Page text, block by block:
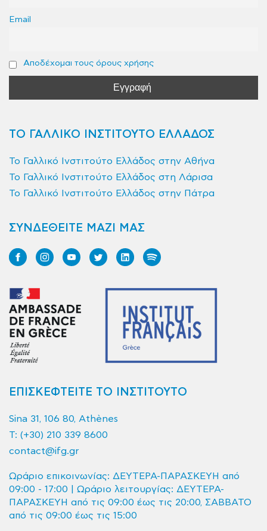
Email
Αποδέχομαι τους όρους χρήσης
ΤΟ ΓΑΛΛΙΚΟ ΙΝΣΤΙΤΟΥΤΟ ΕΛΛΑΔΟΣ
Το Γαλλικό Ινστιτούτο Ελλάδος στην Αθήνα
Το Γαλλικό Ινστιτούτο Ελλάδος στη Λάρισα
Το Γαλλικό Ινστιτούτο Ελλάδος στην Πάτρα
ΣΥΝΔΕΘΕΙΤΕ ΜΑΖΙ ΜΑΣ
ΕΠΙΣΚΕΦΤΕΙΤΕ ΤΟ ΙΝΣΤΙΤΟΥΤΟ
Sina 31, 106 80, Athènes
T: (+30) 210 339 8600
contact@ifg.gr
Ωράριο επικοινωνίας: ΔΕΥΤΕΡΑ-ΠΑΡΑΣΚΕΥΗ από
09:00 - 17:00 | Ωράριο λειτουργίας: ΔΕΥΤΕΡΑ-
ΠΑΡΑΣΚΕΥΗ από τις 09:00 έως τις 20:00, ΣΑΒΒΑΤΟ
από τις 09:00 έως τις 15:00